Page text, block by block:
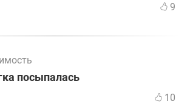
9
посыпалась
10